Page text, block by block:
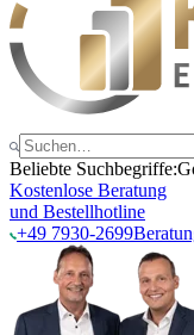
Beliebte Suchbegriffe:
Kostenlose Beratung
und Bestellhotline
+49 7930-2699